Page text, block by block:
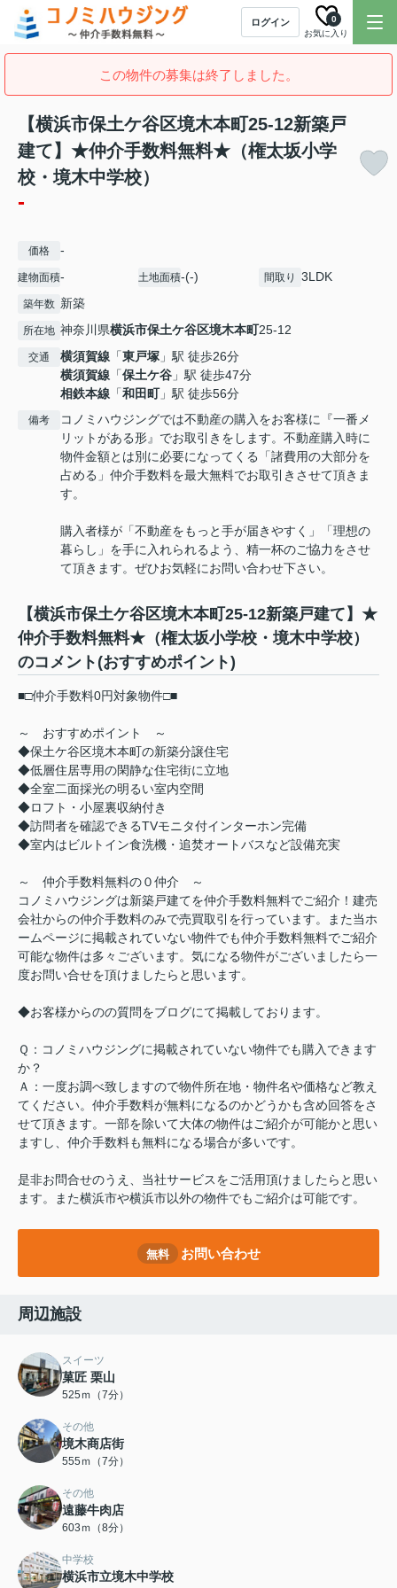
ログイン
お気に入り
0
この物件の募集は終了しました。
【横浜市保土ケ谷区境木本町25-12新築戸
建て】★仲介手数料無料★（権太坂小学
校・境木中学校）
-
価格 -
建物面積- 土地面積-(-) 間取り 3LDK
築年数 新築
所在地 神奈川県横浜市保土ケ谷区境木本町25-12
交通 横須賀線 「東戸塚 」駅 徒歩26分
横須賀線 「保土ケ谷 」駅 徒歩47分
相鉄本線 「和田町」駅 徒歩56分
備考
コノミハウジングでは不動産の購入をお客様に『一番メ
リットがある形』でお取引きをします。不動産購入時に
物件金額とは別に必要になってくる「諸費用の大部分を
占める」仲介手数料を最大無料でお取引きさせて頂きま
す。
購入者様が「不動産をもっと手が届きやすく」「理想の
暮らし」を手に入れられるよう、精一杯のご協力をさせ
て頂きます。ぜひお気軽にお問い合わせ下さい。
【横浜市保土ケ谷区境木本町25-12新築戸建て】★
仲介手数料無料★（権太坂小学校・境木中学校）
のコメント(おすすめポイント)
■□仲介手数料0円対象物件□■
～ おすすめポイント ～
◆保土ケ谷区境木本町の新築分譲住宅
◆低層住居専用の閑静な住宅街に立地
◆全室二面採光の明るい室内空間
◆ロフト・小屋裏収納付き
◆訪問者を確認できるTVモニタ付インターホン完備
◆室内はビルトイン食洗機・追焚オートバスなど設備充実
～ 仲介手数料無料の０仲介 ～
コノミハウジングは新築戸建てを仲介手数料無料でご紹介！建売
会社からの仲介手数料のみで売買取引を行っています。また当ホ
ームページに掲載されていない物件でも仲介手数料無料でご紹介
可能な物件は多々ございます。気になる物件がございましたら一
度お問い合せを頂けましたらと思います。
◆お客様からのの質問をブログにて掲載しております。
Ｑ：コノミハウジングに掲載されていない物件でも購入できます
か？
Ａ：一度お調べ致しますので物件所在地・物件名や価格など教え
てください。仲介手数料が無料になるのかどうかも含め回答をさ
せて頂きます。一部を除いて大体の物件はご紹介が可能かと思い
ますし、仲介手数料も無料になる場合が多いです。
是非お問合せのうえ、当社サービスをご活用頂けましたらと思い
ます。また横浜市や横浜市以外の物件でもご紹介は可能です。
無料 お問い合わせ
周辺施設
スイーツ
菓匠 栗山
525ｍ（7分）
その他
境木商店街
555ｍ（7分）
その他
遠藤牛肉店
603ｍ（8分）
中学校
横浜市立境木中学校